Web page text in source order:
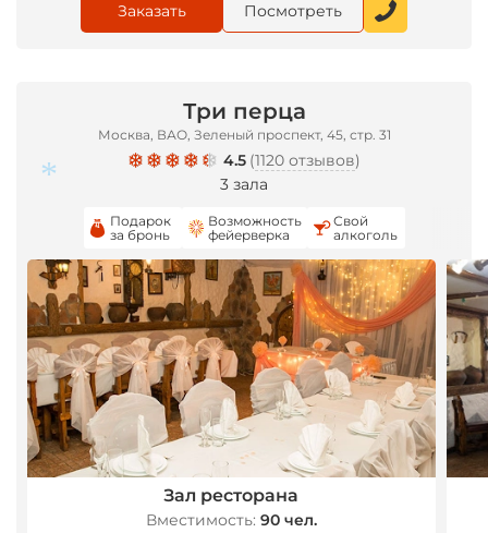
Заказать Посмотреть
Три перца
Москва, ВАО, Зеленый проспект, 45, стр. 31
4.5 (1120 отзывов)
3 зала
Подарок
за бронь
Возможность
фейерверка
Свой
алкоголь
Зал ресторана
Вместимость: 90 чел.
*